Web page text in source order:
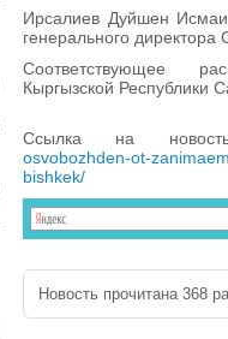
Ирсалиев Дуйшен
генерального
Соответствующее
Кыргызской Республики
Ссылка на
osvobozhden-ot-
bishkek/
Новость прочитана 368